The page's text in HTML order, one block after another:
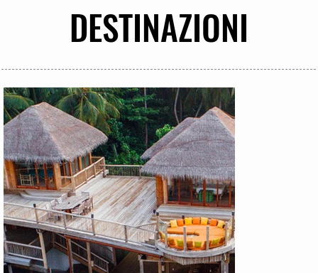
DESTINAZIONI
DESTINAZIONI